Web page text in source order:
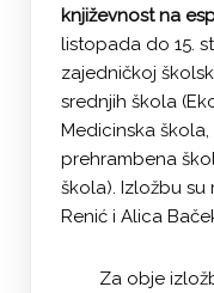
književnost na
listopada do 15.
zajedničkoj
srednjih škola
Medicinska
prehrambena
škola). Izložbu su
Renić i Alica
Za obje